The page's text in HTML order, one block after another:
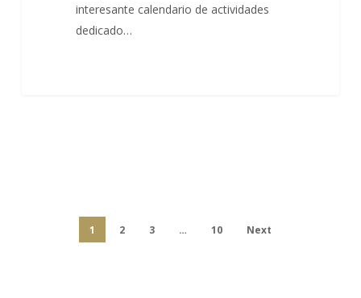
interesante calendario de actividades
dedicado…
1 2 3 … 10 Next